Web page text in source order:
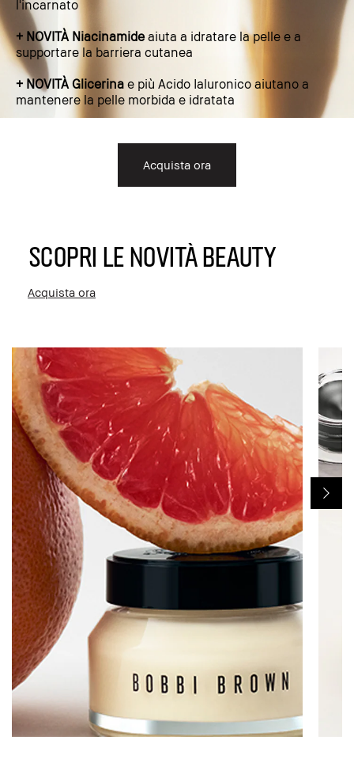
l'incarnato
+ NOVITÀ Niacinamideaiuta a idratare la pelle e a
supportare la barriera cutanea
+ NOVITÀ Glicerina e più Acido Ialuronico aiutano a
mantenere la pelle morbida e idratata
Acquista ora
SCOPRI LE NOVITÀ BEAUTY
Acquista ora